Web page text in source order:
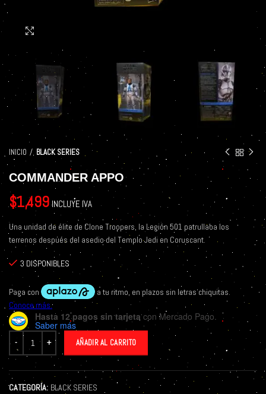
INICIO BLACK SERIES
COMMANDER APPO
$1,499 INCLUYE IVA
Una unidad de élite de Clone Troopers, la Legión 501 patrullaba los
terrenos después del asedio del Templo Jedi en Coruscant.
3 DISPONIBLES
Hasta 12 pagos sin tarjetacon Mercado Pago.
Saber más
AÑADIR AL CARRITO
CATEGORÍA: BLACK SERIES